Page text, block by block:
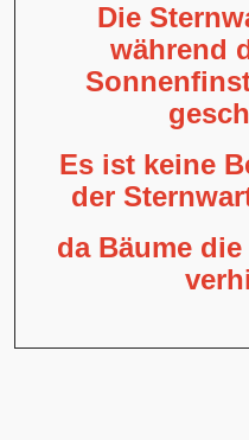
Die
während
Es ist keine
der
da Bäume